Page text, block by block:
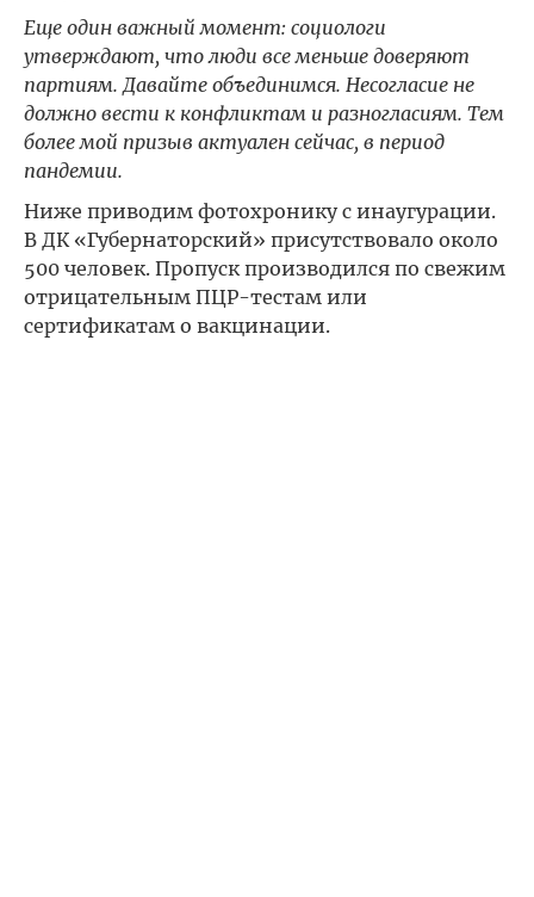
Еще один важный момент: социологи
утверждают, что люди все меньше доверяют
партиям. Давайте объединимся. Несогласие не
должно вести к конфликтам и разногласиям. Тем
более мой призыв актуален сейчас, в период
пандемии.
Ниже приводим фотохронику с инаугурации.
В ДК «Губернаторский» присутствовало около
500 человек. Пропуск производился по свежим
отрицательным ПЦР-тестам или
сертификатам о вакцинации.